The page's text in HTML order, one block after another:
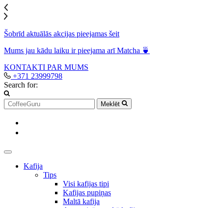
Šobrīd aktuālās akcijas pieejamas šeit
Mums jau kādu laiku ir pieejama arī Matcha 🍵
KONTAKTI PAR MUMS
+371 23999798
Search for:
Meklēt
Kafija
Tips
Visi kafijas tipi
Kafijas pupiņas
Maltā kafija